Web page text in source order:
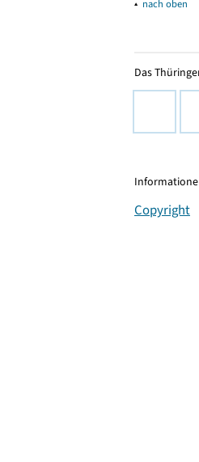
▴ nach oben
Das
Copyright